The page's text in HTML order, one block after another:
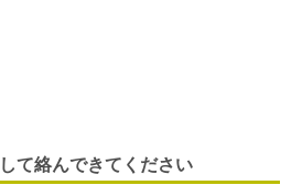
て絡んできてください
オ 海外でがん